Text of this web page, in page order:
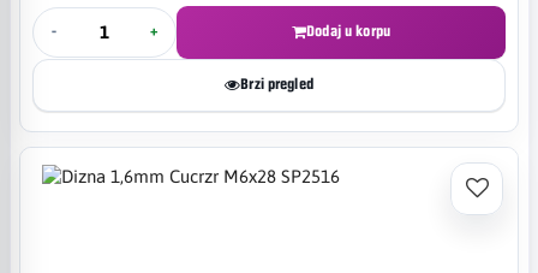
- + Dodaj u korpu
Brzi pregled